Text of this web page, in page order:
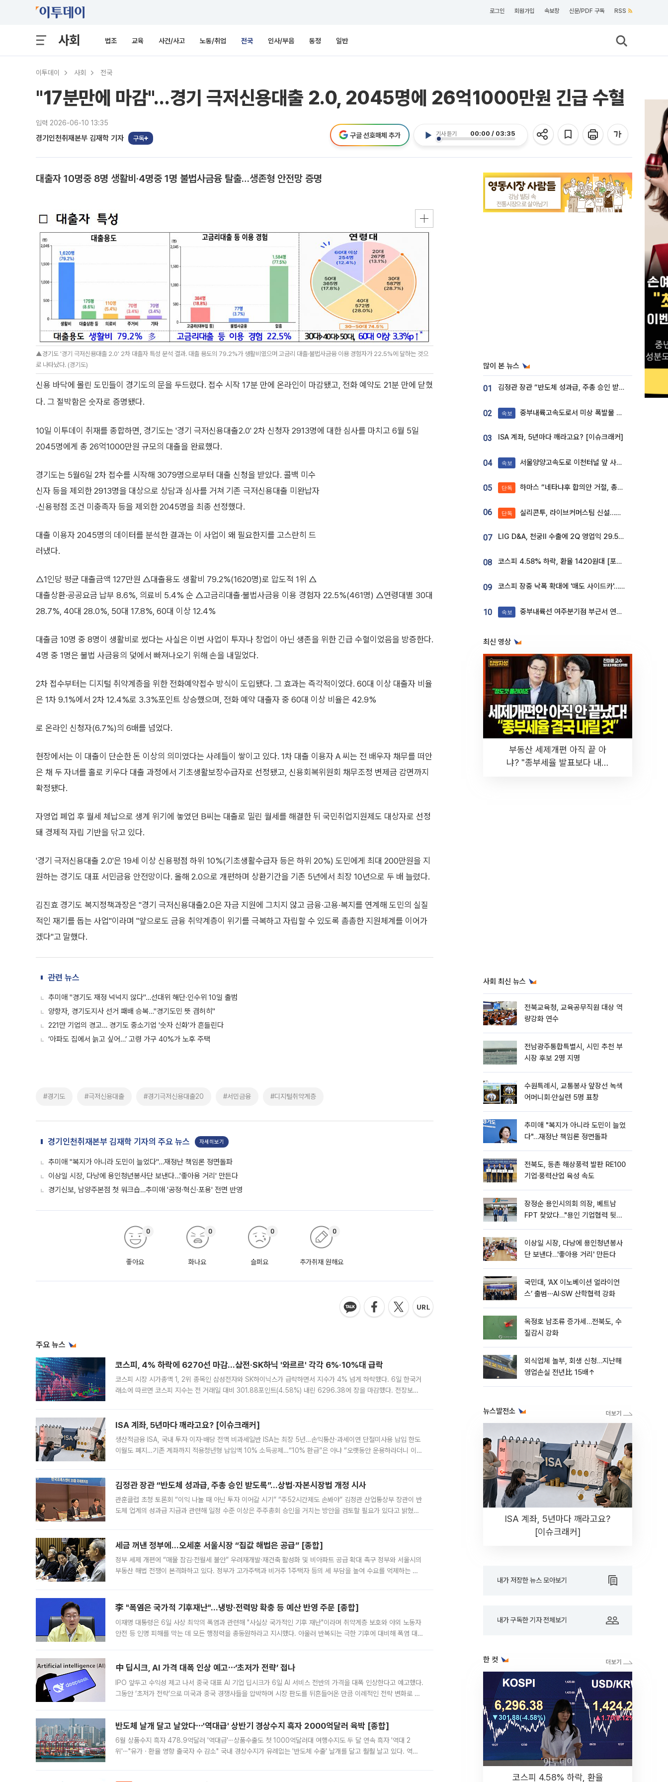
로그인 회원가입 속보창 신문/PDF 구독 RSS
사회 법조 교육 사건/사고 노동/취업 전국 인사/부음 동정 일반
이투데이 사회 전국
"17분만에 마감"…경기 극저신용대출 2.0, 2045명에 26억1000만원 긴급 수혈
입력 2026-06-10 13:35
경기인천취재본부 김재학 기자 구독
기사 듣기 00:00 / 03:35
구글 선호매체 추가
대출자 10명중 8명 생활비·4명중 1명 불법사금융 탈출…생존형 안전망 증명
▲경기도 '경기 극저신용대출 2.0' 2차 대출자 특성 분석 결과. 대출 용도의 79.2%가 생활비였으며 고금리 대출·불법사금융 이용 경험자가 22.5%에 달하는 것으
로 나타났다. (경기도)
신용 바닥에 몰린 도민들이 경기도의 문을 두드렸다. 접수 시작 17분 만에 온라인이 마감됐고, 전화 예약도 21분 만에 닫혔
다. 그 절박함은 숫자로 증명됐다.
10일 이투데이 취재를 종합하면, 경기도는 '경기 극저신용대출2.0' 2차 신청자 2913명에 대한 심사를 마치고 6월 5일
2045명에게 총 26억1000만원 규모의 대출을 완료했다.
경기도는 5월6일 2차 접수를 시작해 3079명으로부터 대출 신청을 받았다. 콜백 미수
신자 등을 제외한 2913명을 대상으로 상담과 심사를 거쳐 기존 극저신용대출 미완납자
·신용평점 조건 미충족자 등을 제외한 2045명을 최종 선정했다.
대출 이용자 2045명의 데이터를 분석한 결과는 이 사업이 왜 필요한지를 고스란히 드
러냈다.
△1인당 평균 대출금액 127만원 △대출용도 생활비 79.2%(1620명)로 압도적 1위 △
대출상환·공공요금 납부 8.6%, 의료비 5.4% 순 △고금리대출·불법사금융 이용 경험자 22.5%(461명) △연령대별 30대
28.7%, 40대 28.0%, 50대 17.8%, 60대 이상 12.4%
대출금 10명 중 8명이 생활비로 썼다는 사실은 이번 사업이 투자나 창업이 아닌 생존을 위한 긴급 수혈이었음을 방증한다.
4명 중 1명은 불법 사금융의 덫에서 빠져나오기 위해 손을 내밀었다.
2차 접수부터는 디지털 취약계층을 위한 전화예약접수 방식이 도입됐다. 그 효과는 즉각적이었다. 60대 이상 대출자 비율
은 1차 9.1%에서 2차 12.4%로 3.3%포인트 상승했으며, 전화 예약 대출자 중 60대 이상 비율은 42.9%
로 온라인 신청자(6.7%)의 6배를 넘었다.
현장에서는 이 대출이 단순한 돈 이상의 의미였다는 사례들이 쌓이고 있다. 1차 대출 이용자 A 씨는 전 배우자 채무를 떠안
은 채 두 자녀를 홀로 키우다 대출 과정에서 기초생활보장수급자로 선정됐고, 신용회복위원회 채무조정 변제금 감면까지
확정됐다.
자영업 폐업 후 월세 체납으로 생계 위기에 놓였던 B씨는 대출로 밀린 월세를 해결한 뒤 국민취업지원제도 대상자로 선정
돼 경제적 자립 기반을 닦고 있다.
'경기 극저신용대출 2.0'은 19세 이상 신용평점 하위 10%(기초생활수급자 등은 하위 20%) 도민에게 최대 200만원을 지
원하는 경기도 대표 서민금융 안전망이다. 올해 2.0으로 개편하며 상환기간을 기존 5년에서 최장 10년으로 두 배 늘렸다.
김진효 경기도 복지정책과장은 "경기 극저신용대출2.0은 자금 지원에 그치지 않고 금융·고용·복지를 연계해 도민의 실질
적인 재기를 돕는 사업"이라며 "앞으로도 금융 취약계층이 위기를 극복하고 자립할 수 있도록 촘촘한 지원체계를 이어가
겠다"고 말했다.
관련 뉴스
추미애 "경기도 재정 넉넉지 않다"…선대위 해단·인수위 10일 출범
양향자, 경기도지사 선거 패배 승복…"경기도민 뜻 겸허히"
221만 기업의 경고… 경기도 중소기업 '숫자 신화'가 흔들린다
‘아파도 집에서 늙고 싶어…’ 고령 가구 40%가 노후 주택
#경기도 #극저신용대출 #경기극저신용대출20 #서민금융 #디지털취약계층
경기인천취재본부 김재학 기자의 주요 뉴스 자세히보기
추미애 "복지가 아니라 도민이 늘었다"…재정난 책임론 정면돌파
이상일 시장, 다낭에 용인청년봉사단 보낸다…'좋아용 거리' 만든다
경기신보, 남양주본점 첫 워크숍…추미애 '공정·혁신·포용' 전면 반영
좋아요
0
화나요
0
슬퍼요
0
추가취재 원해요
0
주요 뉴스
코스피, 4% 하락에 6270선 마감…삼전·SK하닉 '와르르' 각각 6%·10%대 급락
코스피 시장 시가총액 1, 2위 종목인 삼성전자와 SK하이닉스가 급락하면서 지수가 4% 넘게 하락했다. 6일 한국거
래소에 따르면 코스피 지수는 전 거래일 대비 301.88포인트(4.58%) 내린 6296.38에 장을 마감했다. 전장보다
ISA 계좌, 5년마다 깨라고요? [이슈크래커]
생산적금융 ISA, 국내 투자 이자·배당 전액 비과세일반 ISA는 최장 5년…손익통산·과세이연 단절미사용 납입 한도
이월도 폐지…기존 계좌까지 적용청년형 납입액 10% 소득공제…“10% 환급”은 아냐 “오랫동안 운용하라더니 이제
김정관 장관 “반도체 성과급, 주총 승인 받도록”…상법·자본시장법 개정 시사
관훈클럽 초청 토론회 “이익 나눌 때 아닌 투자 이어갈 시기” “주52시간제도 손봐야” 김정관 산업통상부 장관이 반
도체 업계의 성과급 지급과 관련해 일정 수준 이상은 주주총회 승인을 거치는 방안을 검토할 필요가 있다고 밝혔다.
세금 꺼낸 정부에…오세훈 서울시장 “집값 해법은 공급” [종합]
정부 세제 개편에 “매물 잠김·전월세 불안” 우려재개발·재건축 활성화 및 비아파트 공급 확대 촉구 정부와 서울시의
부동산 해법 전쟁이 본격화하고 있다. 정부가 고가주택과 비거주 1주택자 등의 세 부담을 높여 수요를 억제하는 카
李 "폭염은 국가적 기후재난"…냉방·전력망 확충 등 예산 반영 주문 [종합]
이재명 대통령은 6일 사상 최악의 폭염과 관련해 "사실상 국가적인 기후 재난"이라며 취약계층 보호와 야외 노동자
안전 등 인명 피해를 막는 데 모든 행정력을 총동원하라고 지시했다. 아울러 반복되는 극한 기후에 대비해 폭염 대응
中 딥시크, AI 가격 대폭 인상 예고⋯‘초저가 전략’ 접나
IPO 앞두고 수익성 제고 나서 중국 대표 AI 기업 딥시크가 6일 AI 서비스 전반의 가격을 대폭 인상한다고 예고했다.
그동안 ‘초저가 전략’으로 미국과 중국 경쟁사들을 압박하며 시장 판도를 뒤흔들어온 만큼 이례적인 전략 변화로 평
반도체 날개 달고 날았다⋯'역대급' 상반기 경상수지 흑자 2000억달러 육박 [종합]
6월 상품수지 흑자 478.9억달러 '역대급'⋯상품수출도 첫 1000억달러대 여행수지도 두 달 연속 흑자 '역대 2
위'⋯"유가ㆍ환율 영향 출국자 수 감소" 국내 경상수지가 유례없는 '반도체 수출' 날개를 달고 훨훨 날고 있다. 역대
많이 본 뉴스
01 김정관 장관 “반도체 성과급, 주총 승인 받도록”…상법·자본시장법 개정 시사
02 속보 중부내륙고속도로서 미상 폭발물 발견
03 ISA 계좌, 5년마다 깨라고요? [이슈크래커]
04 속보 서울양양고속도로 이천터널 앞 사고 발생
05 단독 하마스 “네타냐후 합의안 거절, 총선 앞두고 시간 끌기”
06 단독 실리콘투, 라이브커머스팀 신설…K뷰티 ‘글로벌 판매망’ 확대[K뷰티 라방戰]
07 LIG D&A, 천궁Ⅱ 수출에 2Q 영업익 29.5%↑…수주잔고 24.6조 [종합]
08 코스피 4.58% 하락, 환율 1420원대 [포토]
09 코스피 장중 낙폭 확대에 '매도 사이드카'…외인 2.8조'팔자'· 개인 3.1조 '사자'
10 속보 중부내륙선 여주분기점 부근서 연이은 추돌사고 발생
최신 영상
부동산 세제개편 아직 끝 아
냐? "종부세율 발표보다 내릴
사회 최신 뉴스
전북교육청, 교육공무직원 대상 역
량강화 연수
전남광주통합특별시, 시민 추천 부
시장 후보 2명 지명
수원특례시, 교통봉사 앞장선 녹색
어머니회·안실련 5명 표창
추미애 "복지가 아니라 도민이 늘었
다"…재정난 책임론 정면돌파
전북도, 동촌 해상풍력 발판 RE100
기업·풍력산업 육성 속도
장정순 용인시의회 의장, 베트남
FPT 찾았다…"용인 기업협력 뒷받
이상일 시장, 다낭에 용인청년봉사
단 보낸다…'좋아용 거리' 만든다
국민대, ‘AX 이노베이션 얼라이언
스’ 출범⋯AI·SW 산학협력 강화
옥정호 남조류 증가세…전북도, 수
질감시 강화
외식업체 놀부, 회생 신청…지난해
영업손실 전년比 15배↑
뉴스발전소
ISA 계좌, 5년마다 깨라고요?
[이슈크래커]
내가 저장한 뉴스 모아보기
내가 구독한 기자 전체보기
한 컷
코스피 4.58% 하락, 환율